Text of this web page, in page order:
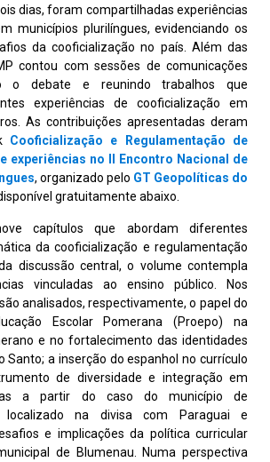
dias, foram compartilhadas experiências
municípios plurilíngues, evidenciando os
da cooficialização no país. Além das
contou com sessões de comunicações
o debate e reunindo trabalhos que
experiências de cooficialização em
As contribuições apresentadas deram
Cooficialização e Regulamentação de
experiências no II Encontro Nacional de
, organizado pelo GT Geopolíticas do
gratuitamente abaixo.
capítulos que abordam diferentes
da cooficialização e regulamentação
discussão central, o volume contempla
vinculadas ao ensino público. Nos
analisados, respectivamente, o papel do
Escolar Pomerana (Proepo) na
e no fortalecimento das identidades
Santo; a inserção do espanhol no currículo
de diversidade e integração em
a partir do caso do município de
localizado na divisa com Paraguai e
e implicações da política curricular
de Blumenau. Numa perspectiva